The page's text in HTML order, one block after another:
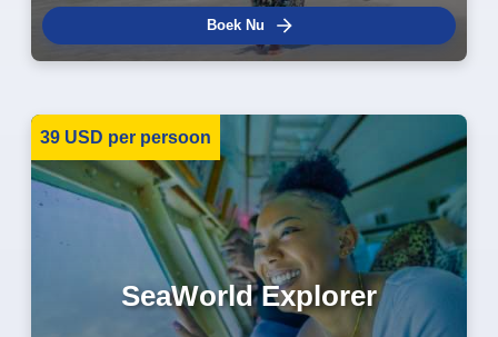
Boek Nu
39 USD per persoon
SeaWorld Explorer